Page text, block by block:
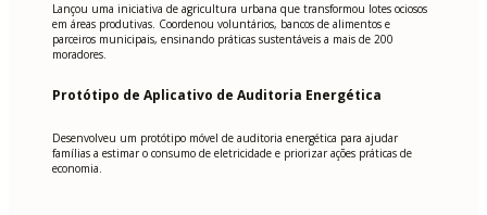
Lançou uma iniciativa de agricultura urbana que transformou lotes ociosos
em áreas produtivas. Coordenou voluntários, bancos de alimentos e
parceiros municipais, ensinando práticas sustentáveis a mais de 200
moradores.
Protótipo de Aplicativo de Auditoria Energética
Desenvolveu um protótipo móvel de auditoria energética para ajudar
famílias a estimar o consumo de eletricidade e priorizar ações práticas de
economia.